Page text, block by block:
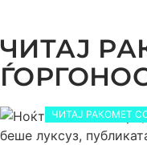
ЧИТАЈ
ЧИТАЈ РАКОМЕТ